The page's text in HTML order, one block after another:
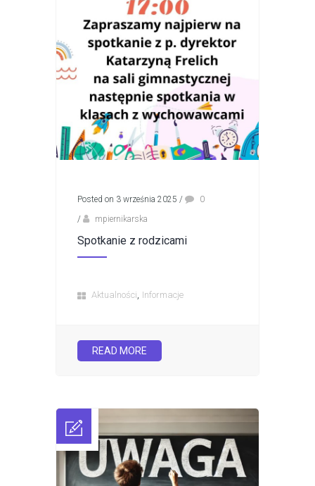
Posted on 3 września 2025 /
0
/
mpiernikarska
Spotkanie z rodzicami
Aktualności, Informacje
READ MORE